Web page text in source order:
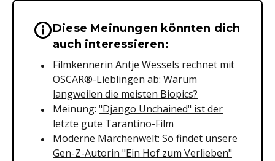
Wichtige Hinweise &
Diese Meinungen könnten dich
auch interessieren:
Filmkennerin Antje Wessels rechnet mit
OSCAR®-Lieblingen ab: Warum
langweilen die meisten Biopics?
Meinung: "Django Unchained" ist der
letzte gute Tarantino-Film
Moderne Märchenwelt: So findet unsere
Gen-Z-Autorin "Ein Hof zum Verlieben"